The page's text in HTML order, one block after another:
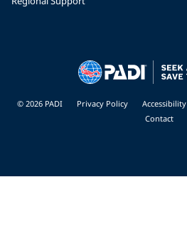
© 2026 PADI Privacy Policy Accessibility
Contact